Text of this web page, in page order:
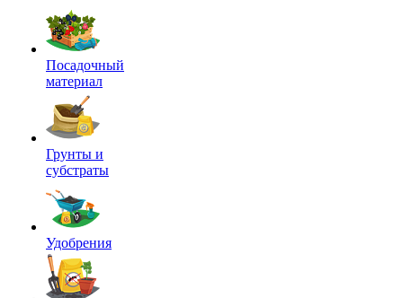
Посадочный
материал
Грунты и
субстраты
Удобрения